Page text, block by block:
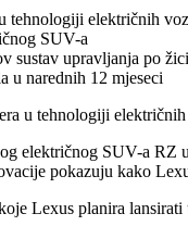
tehnologiji električnih
SUV-a
sustav upravljanja po
u narednih 12 mjeseci
u tehnologiji
električnog SUV-a
pokazuju kako
Lexus planira lansirati